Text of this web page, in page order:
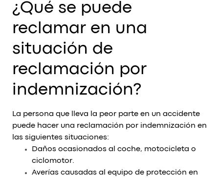
¿Qué se puede
reclamar en una
situación de
reclamación por
indemnización?
La persona que lleva la peor parte en un accidente
puede hacer una reclamación por indemnización en
las siguientes situaciones:
Daños ocasionados al coche, motocicleta o
ciclomotor.
Averías causadas al equipo de protección en